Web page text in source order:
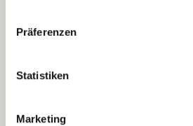
Sie der Speicherung sämtlicher
Ihre Einwilligung
indem Sie die Cookie-Einstellungen
unsererDatenschutzerklärung
Präferenzen
Statistiken
Marketing
Kantstraße 45a
(Ein Tochterunternehmen des AWO
e.V.)